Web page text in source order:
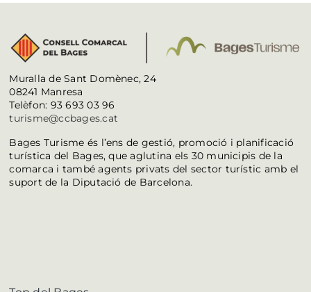
Muralla de Sant Domènec, 24
08241 Manresa
Telèfon: 93 693 03 96
turisme@ccbages.cat
Bages Turisme és l’ens de gestió, promoció i planificació
turística del Bages, que aglutina els 30 municipis de la
comarca i també agents privats del sector turístic amb el
suport de la Diputació de Barcelona.